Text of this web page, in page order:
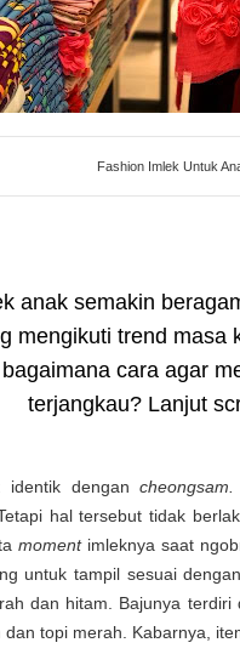
Fashion Imlek Untuk
anak semakin
mengikuti trend
cara agar
terjangkau? Lanjut
identik dengancheongsam.
hal tersebut tidak
momentimleknya saat
untuk tampil sesuai
dan hitam. Bajunya
topi merah. Kabarnya,